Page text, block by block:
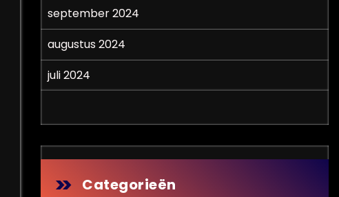
september 2024
augustus 2024
juli 2024
Categorieën